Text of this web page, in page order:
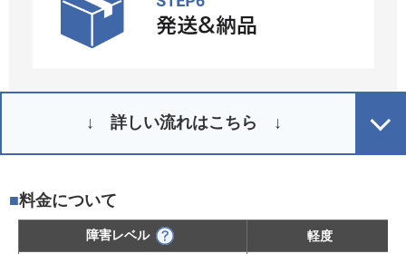
↓ 詳しい流れはこちら ↓
料金について
障害レベル 軽度